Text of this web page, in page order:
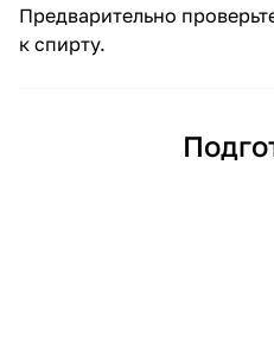
Предварительно
к спирту.